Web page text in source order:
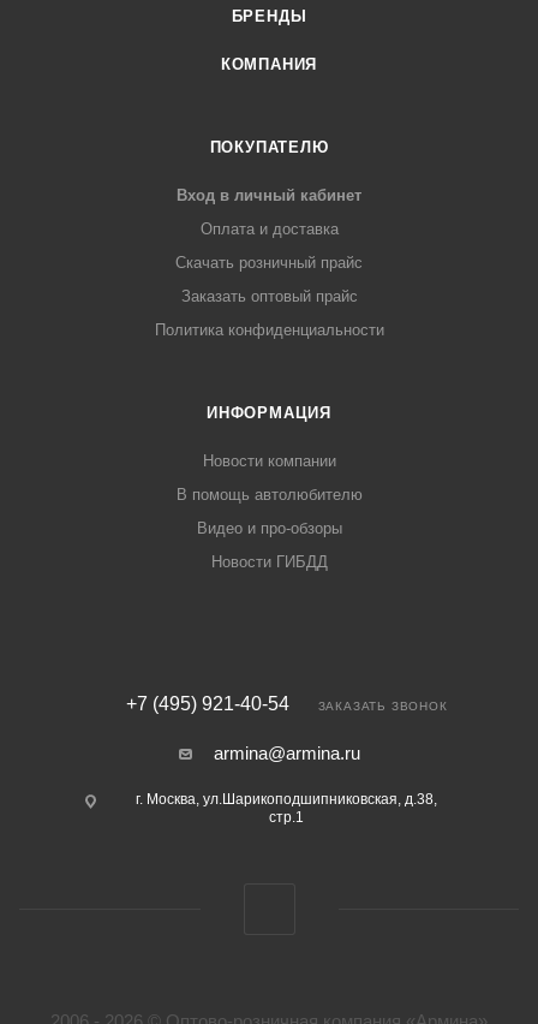
БРЕНДЫ
КОМПАНИЯ
ПОКУПАТЕЛЮ
Вход в личный кабинет
Оплата и доставка
Скачать розничный прайс
Заказать оптовый прайс
Политика конфиденциальности
ИНФОРМАЦИЯ
Новости компании
В помощь автолюбителю
Видео и про-обзоры
Новости ГИБДД
+7 (495) 921-40-54 ЗАКАЗАТЬ ЗВОНОК
armina@armina.ru
г. Москва, ул.Шарикоподшипниковская, д.38,
стр.1